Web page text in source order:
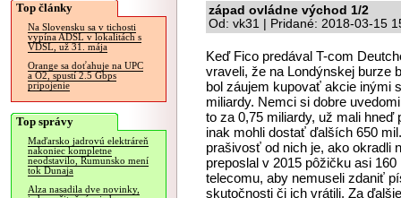
Top články
Na Slovensku sa v tichosti
vypína ADSL v lokalitách s
VDSL, už 31. mája
Orange sa doťahuje na UPC
a O2, spustí 2.5 Gbps
pripojenie
Top správy
Maďarsko jadrovú elektráreň
nakoniec kompletne
neodstavilo, Rumunsko mení
tok Dunaja
Alza nasadila dve novinky,
západ ovládne východ 1/2
Od: vk31 | Pridané: 2018-03-15
Keď Fico predával T-com
vraveli, že na Londýnskej burze
bol záujem kupovať akcie inými
miliardy. Nemci si dobre
to za 0,75 miliardy, už mali
inak mohli dostať ďalších 650
prašivosť od nich je, ako okradli
preposlal v 2015 pôžičku asi
telecomu, aby nemuseli zdaniť
skutočnosti či ich vrátili. Za